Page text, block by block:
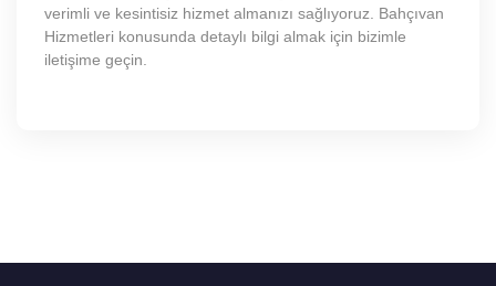
verimli ve kesintisiz hizmet almanızı sağlıyoruz. Bahçıvan
Hizmetleri konusunda detaylı bilgi almak için bizimle
iletişime geçin.